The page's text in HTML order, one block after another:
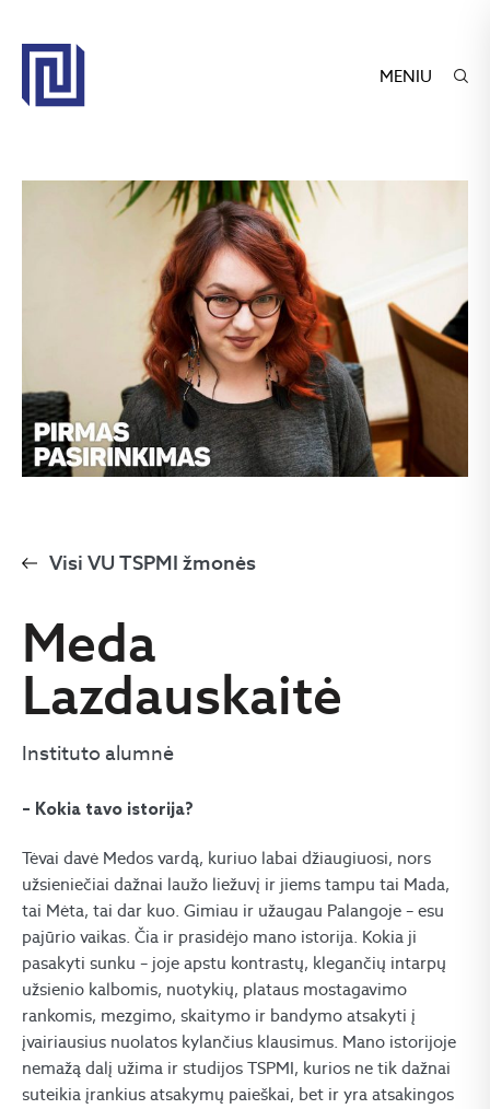
MENIU
Visi VU TSPMI žmonės
Meda
Lazdauskaitė
Instituto alumnė
– Kokia tavo istorija?
Tėvai davė Medos vardą, kuriuo labai džiaugiuosi, nors
užsieniečiai dažnai laužo liežuvį ir jiems tampu tai Mada,
tai Mėta, tai dar kuo. Gimiau ir užaugau Palangoje – esu
pajūrio vaikas. Čia ir prasidėjo mano istorija. Kokia ji
pasakyti sunku – joje apstu kontrastų, klegančių intarpų
užsienio kalbomis, nuotykių, plataus mostagavimo
rankomis, mezgimo, skaitymo ir bandymo atsakyti į
įvairiausius nuolatos kylančius klausimus. Mano istorijoje
nemažą dalį užima ir studijos TSPMI, kurios ne tik dažnai
suteikia įrankius atsakymų paieškai, bet ir yra atsakingos